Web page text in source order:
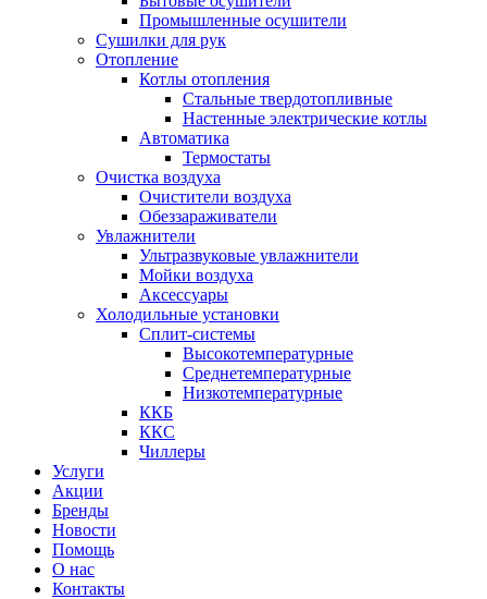
Промышленные осушители
Сушилки для рук
Отопление
Котлы отопления
Стальные твердотопливные
Настенные электрические котлы
Автоматика
Термостаты
Очистка воздуха
Очистители воздуха
Обеззараживатели
Увлажнители
Ультразвуковые увлажнители
Мойки воздуха
Аксессуары
Холодильные установки
Сплит-системы
Высокотемпературные
Среднетемпературные
Низкотемпературные
ККБ
ККС
Чиллеры
Услуги
Акции
Бренды
Новости
Помощь
О нас
Контакты